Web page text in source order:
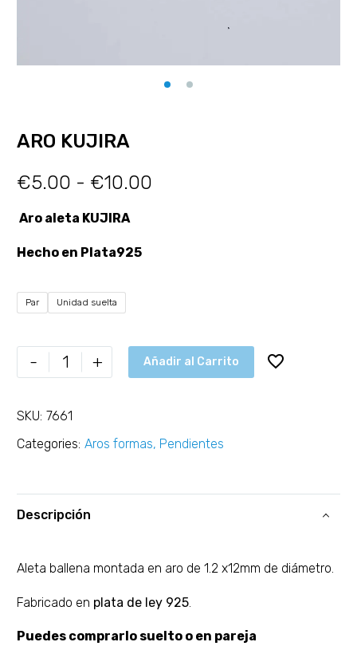
ARO KUJIRA
€5.00 - €10.00
Aro aleta KUJIRA
Hecho en Plata925
Par Unidad suelta
- + Añadir al Carrito
SKU: 7661
Categories: Aros formas, Pendientes
Descripción
Aleta ballena montada en aro de 1.2 x12mm de diámetro.
Fabricado en plata de ley 925
Puedes comprarlo suelto o en pareja